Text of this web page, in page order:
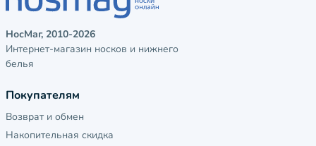
НосМаг, 2010-2026
Интернет-магазин носков и нижнего
белья
Покупателям
Возврат и обмен
Накопительная скидка